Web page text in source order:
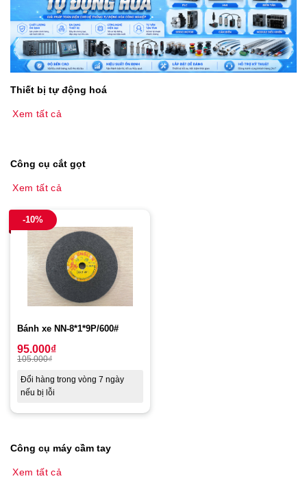
Thiết bị tự động hoá
Xem tất cả
Công cụ cắt gọt
Xem tất cả
-10%
Bánh xe NN-8*1*9P/600#
95.000₫
105.000₫
Đổi hàng trong vòng 7 ngày
nếu bị lỗi
Công cụ máy cầm tay
Xem tất cả